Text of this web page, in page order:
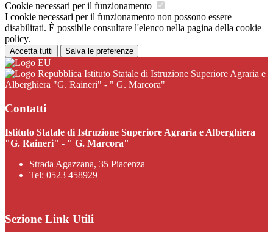
Cookie necessari per il funzionamento
I cookie necessari per il funzionamento non possono essere
disabilitati. È possibile consultare l'elenco nella pagina della cookie
policy.
Accetta tutti Salva le preferenze
Istituto Statale di Istruzione Superiore Agraria e
Alberghiera "G. Raineri" - " G. Marcora"
Contatti
Istituto Statale di Istruzione Superiore Agraria e Alberghiera
"G. Raineri" - " G. Marcora"
Strada Agazzana, 35 Piacenza
Tel: 0523 458929
Sezione Link Utili